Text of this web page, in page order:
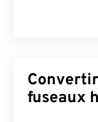
fuseaux